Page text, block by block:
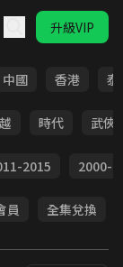
升級VIP
中國 香港 泰
時代 武俠
2015 2000-
員 全集兌換